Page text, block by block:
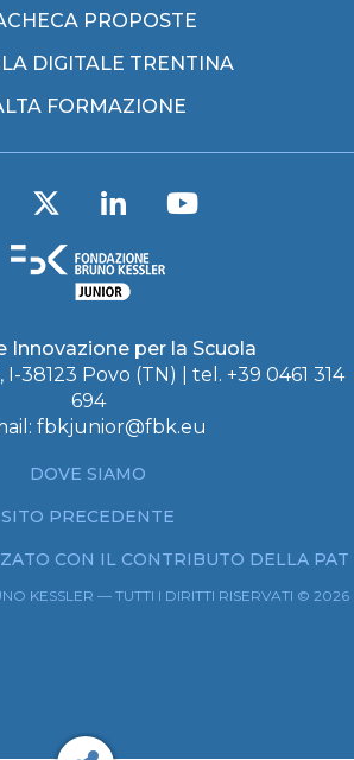
PROPOSTE
DIGITALE TRENTINA
FORMAZIONE
Innovazione per la Scuola
I-38123 Povo (TN) | tel. +39 0461 314
694
fbkjunior@fbk.eu
DOVE SIAMO
SITO PRECEDENTE
CON IL CONTRIBUTO DELLA PAT
KESSLER — TUTTI I DIRITTI RISERVATI © 2026